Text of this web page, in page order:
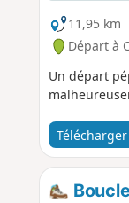
11,95 km
Départ à
Un départ
Télécharger